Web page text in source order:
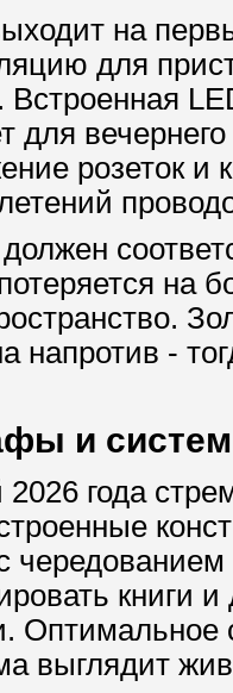
на
для
для
розеток и
на
напротив -
и
2026 года
книги
Оптимальное
выглядит